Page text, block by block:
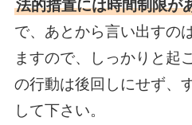
法的措置には時間制限が
で、あとから言い出すの
ますので、しっかりと起
の行動は後回しにせず、
して下さい。